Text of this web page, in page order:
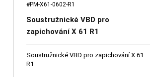
#PM-X61-0602-R1
Soustružnické VBD pro
zapichování X 61 R1
Soustružnické VBD pro zapichování X 61
R1